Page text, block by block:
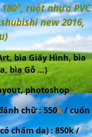
o, ruột nhựa PVC
new 2016,
bìa Giấy Hình, bìa
bìa Gỗ …)
photoshop
chữ : 550k/ cuốn
chấm da) : 850k /